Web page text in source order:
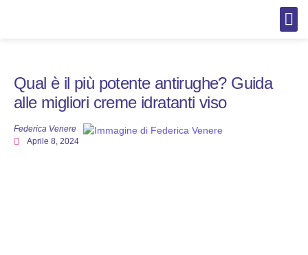
Qual è il più potente antirughe? Guida
alle migliori creme idratanti viso
Federica Venere
Aprile 8, 2024